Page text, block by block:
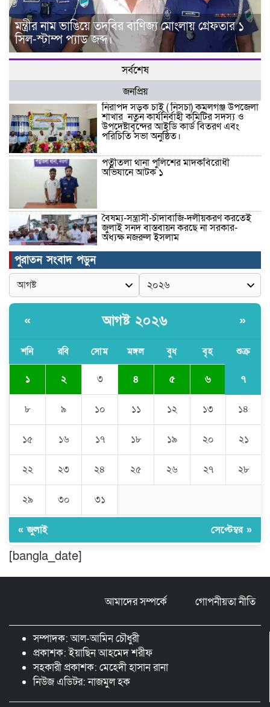
মন্ত্রীর নাম ভাঙিয়ে তদবির বাণিজ্য মোংলায় গ্রেফতার ১
সিল-স্টাম্প প্যাড জব্দ।
সর্বশেষ
জনপ্রিয়
নিরাপদ সড়ক চাই ( নিসচা) কমলগঞ্জ উপজেলা
শাখার নতুন কার্যনির্বাহী কমিটির সদস্য ও
উপদেষ্টাবৃন্দের আইডি কার্ড বিতরণ এবং
পরিচিতি সভা অনুষ্ঠিত।
পত্নীতলা থানা পুলিশের মাদকবিরোধী
অভিযানে আটক ১
বৈষম্য-সন্ত্রাসী-চাঁদাবাজি-দলীয়করণ করতেই
জুলাই সনদ বাস্তবায়ন করছে না সরকার-
অধ্যক্ষ নজরুল ইসলাম
ঠাকুরগাঁওয়ে ইজিবাইক চোরচক্রের ৩ সদস্য
গ্রেপ্তার, বিপুল পরিমাণ যন্ত্রাংশ উদ্ধার ‎
মুন্সীগঞ্জের টংগীবাড়ীতে ৭ ফুট ৬ ইঞ্চি উচ্চতার
ঘণ্টার পর ঘণ্টা বিদ্যুৎহীন মৌলভীবাজার:
অতিরিক্ত বিলে দিশেহারা গ্রাহক, তীব্র ক্ষোভ
বিশ্বনাথে ‘প্রবাসী ওয়েলফেয়ার
গ্রেফতার ১ সিল-স্টাম্প প্যাড জব্দ।
ফেন্সিডিল ও ৩২ হাজার টাকা উদ্ধার, আটক ১
মাদকবিরোধী ক্যাম্পেইন
পুরাতন সংবাদ পড়ুন
« আগষ্ট ২০২৬ »
শনি রবি সোম মঙ্গল বুধ বৃহ শুক্র
১ ২ ৩ ৪ ৫ ৬ ৭
৮ ৯ ১০ ১১ ১২ ১৩ ১৪
১৫ ১৬ ১৭ ১৮ ১৯ ২০ ২১
২২ ২৩ ২৪ ২৫ ২৬ ২৭ ২৮
২৯ ৩০ ৩১
« জুলাই সেপ্টেম্বর »
[bangla_date]
আমাদের সম্পর্কে গোপনীয়তা নীতি
সম্পাদক: আল-আমিন চৌধুরী
প্রকাশক: ইয়াছিন আহমেদ শরীফ
সহকারী প্রকাশক: মেহেদী হাসান রানা
নিউজ এডিটর: নাজমুল হক